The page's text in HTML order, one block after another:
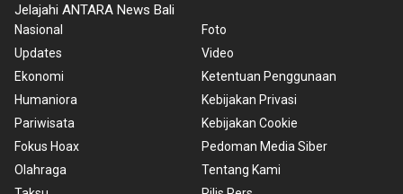
Jelajahi ANTARA News Bali
Nasional
Updates
Ekonomi
Humaniora
Pariwisata
Fokus Hoax
Olahraga
Foto
Video
Ketentuan Penggunaan
Kebijakan Privasi
Kebijakan Cookie
Pedoman Media Siber
Tentang Kami